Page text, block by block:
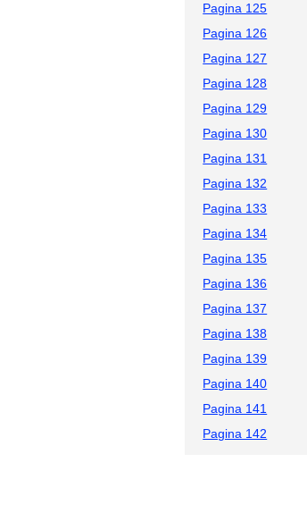
Pagina 125
Pagina 126
Pagina 127
Pagina 128
Pagina 129
Pagina 130
Pagina 131
Pagina 132
Pagina 133
Pagina 134
Pagina 135
Pagina 136
Pagina 137
Pagina 138
Pagina 139
Pagina 140
Pagina 141
Pagina 142